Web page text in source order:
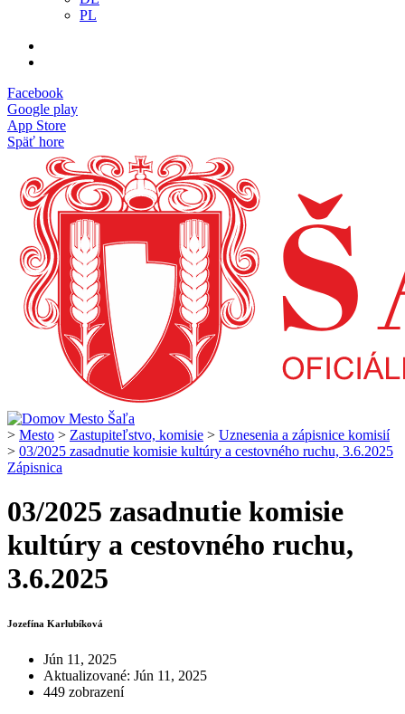
PL
Facebook
Google play
App Store
Späť hore
> Mesto > Zastupiteľstvo, komisie > Uznesenia a zápisnice komisií
> 03/2025 zasadnutie komisie kultúry a cestovného ruchu, 3.6.2025
Zápisnica
03/2025 zasadnutie komisie
kultúry a cestovného ruchu,
3.6.2025
Jozefína Karlubíková
Jún 11, 2025
Aktualizované: Jún 11, 2025
449 zobrazení